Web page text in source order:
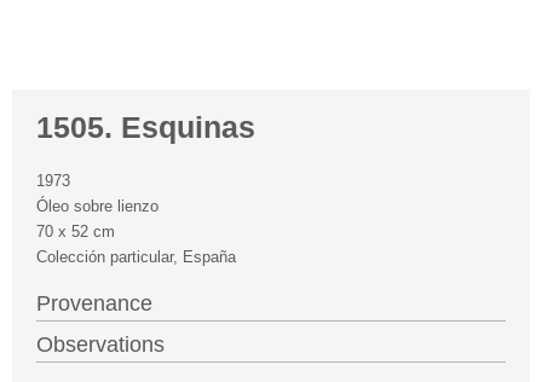
1505. Esquinas
1973
Óleo sobre lienzo
70 x 52 cm
Colección particular, España
Provenance
Observations